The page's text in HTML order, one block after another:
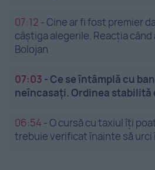
07:12 -Cine ar fi fost premier
câștiga alegerile. Reacția
Bolojan
07:03 -Ce se întâmplă cu
neîncasați. Ordinea stabilită
06:54 -O cursă cu taxiul îți
trebuie verificat înainte să urci